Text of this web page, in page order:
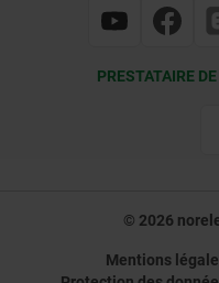
PRESTATAIRE
© 2026
Mentions